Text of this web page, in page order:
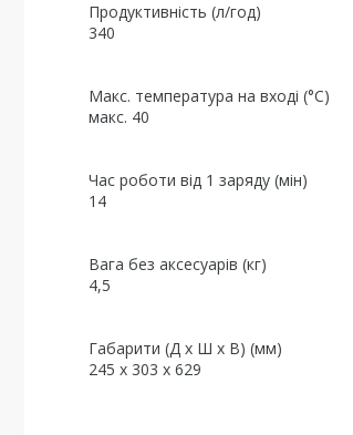
Продуктивність (л/год)
340
Макс. температура на вході (°C)
макс. 40
Час роботи від 1 заряду (мін)
14
Вага без аксесуарів (кг)
4,5
Габарити (Д x Ш x В) (мм)
245 x 303 x 629